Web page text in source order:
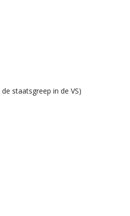
staatsgreep in de VS)